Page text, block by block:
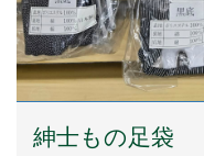
紳士もの足袋